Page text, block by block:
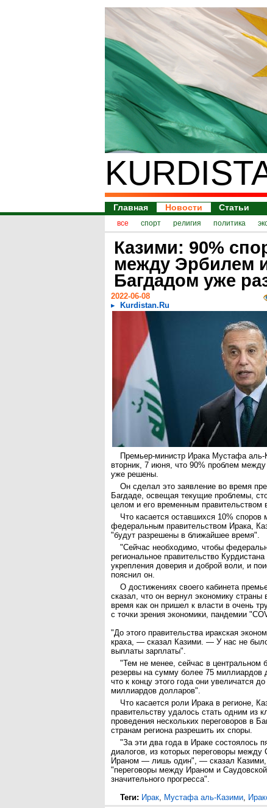
Главная Новости Статьи
все спорт религия политика
Казими: 90%
между Эрбилем
Багдадом уже
2022-06-08
Kurdistan.Ru
Премьер-министр Ирака Мустафа аль-
вторник, 7 июня, что 90% проблем
уже решены.
Он сделал это заявление во время
Багдаде, освещая текущие проблемы,
целом и его временным правительством
Что касается оставшихся 10%
федеральным правительством Ирака,
"будут разрешены в ближайшее время".
"Сейчас необходимо, чтобы
региональное правительство
укрепления доверия и доброй воли, и
пояснил он.
О достижениях своего кабинета
сказал, что он вернул экономику страны
время как он пришел к власти в очень
с точки зрения экономики, пандемии
"До этого правительства иракская
краха, — сказал Казими. — У нас не
выплаты зарплаты".
"Тем не менее, сейчас в центральном
резервы на сумму более 75 миллиардов
что к концу этого года они увеличатся
миллиардов долларов".
Что касается роли Ирака в регионе,
правительству удалось стать одним из
проведения нескольких переговоров в
странам региона разрешить их споры.
"За эти два года в Ираке состоялось
диалогов, из которых переговоры между
Ираном — лишь один", — сказал Казими,
"переговоры между Ираном и
значительного прогресса".
Теги: Ирак, Мустафа аль-Казими,